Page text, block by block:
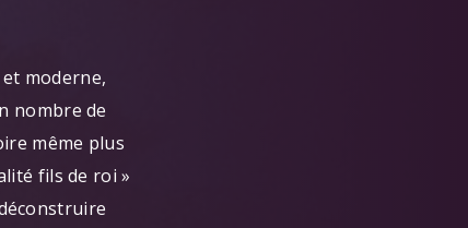
moderne,
nombre de
même plus
fils de roi »